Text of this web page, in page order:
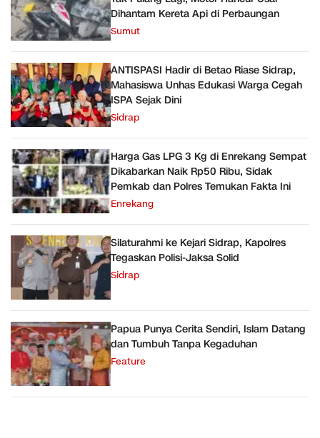
Dihantam Kereta Api di Perbaungan
Sumut
ANTISPASI Hadir di Betao Riase Sidrap,
Mahasiswa Unhas Edukasi Warga Cegah
ISPA Sejak Dini
Sidrap
Harga Gas LPG 3 Kg di Enrekang Sempat
Dikabarkan Naik Rp50 Ribu, Sidak
Pemkab dan Polres Temukan Fakta Ini
Enrekang
Silaturahmi ke Kejari Sidrap, Kapolres
Tegaskan Polisi-Jaksa Solid
Sidrap
Papua Punya Cerita Sendiri, Islam Datang
dan Tumbuh Tanpa Kegaduhan
Feature